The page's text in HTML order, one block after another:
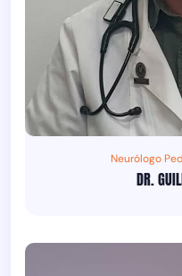
Neurólogo
DR.